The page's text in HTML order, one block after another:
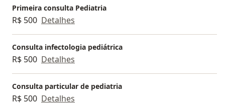
Florianópolis, e em consultoria para hospitais
particulares. Atualmente, possuo meu consultório,
infectologia pediátrica.
Forte abraço!
Primeira consulta Pediatria
R$ 500 Detalhes
Consulta infectologia pediátrica
R$ 500 Detalhes
Consulta particular de pediatria
R$ 500 Detalhes